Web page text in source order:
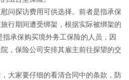
问探访费用可供选择。前者是指承保
行期间遭受绑架，根据实际被绑架的
指承保购买境外务工保险的人员，因
，保险公司安排其雇主前往探望的交
大家要仔细的看清合同中的条款，防